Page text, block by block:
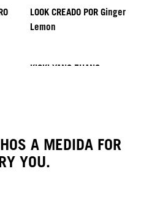
LOOK CREADO POR Ginger
Lemon
KICKI YANG ZHANG
A MEDIDA FOR
YOU.